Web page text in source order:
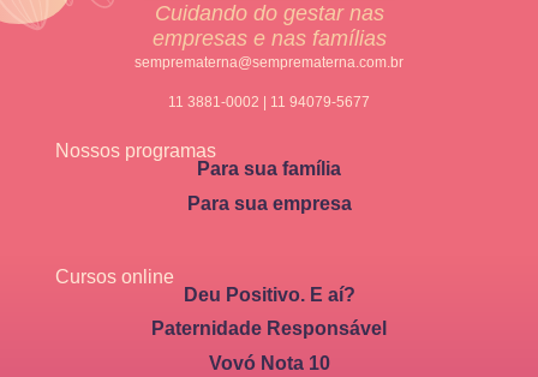
Cuidando do gestar nas
empresas e nas famílias
semprematerna@semprematerna.com.br
11 3881-0002 | 11 94079-5677
Nossos programas
Para sua família
Para sua empresa
Cursos online
Deu Positivo. E aí?
Paternidade Responsável
Vovó Nota 10